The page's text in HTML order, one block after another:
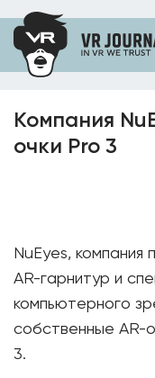
Компания
очки Pro 3
NuEyes, компания
AR-гарнитур и
компьютерного
собственные AR-
3.